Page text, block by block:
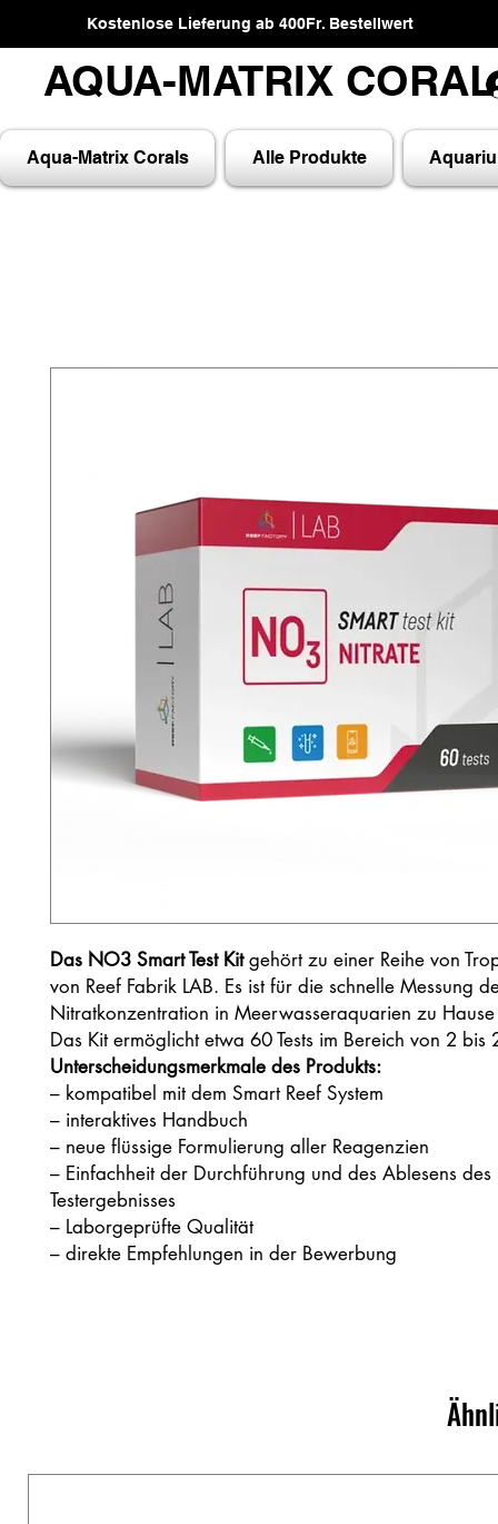
Kostenlose Lieferung ab 400Fr. Bestellwert
AQUA-MATRIX
AQUA-MATRIX
Aqua-Matrix Corals Alle Produkte
Das NO3 Smart Test Kitgehört zu einer Reihe von
von Reef Fabrik LAB. Es ist für die schnelle Messung
Nitratkonzentration in Meerwasseraquarien zu
Das Kit ermöglicht etwa 60 Tests im Bereich von 2
Unterscheidungsmerkmale des Produkts:
– kompatibel mit dem Smart Reef System
– interaktives Handbuch
– neue flüssige Formulierung aller Reagenzien
– Einfachheit der Durchführung und des Ablesens des
Testergebnisses
– Laborgeprüfte Qualität
– direkte Empfehlungen in der Bewerbung